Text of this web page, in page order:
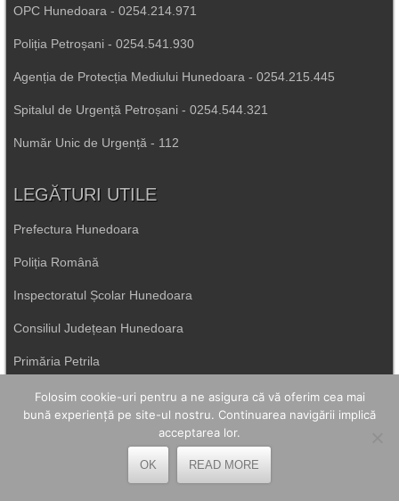
OPC Hunedoara - 0254.214.971
Poliția Petroșani - 0254.541.930
Agenția de Protecția Mediului Hunedoara - 0254.215.445
Spitalul de Urgență Petroșani - 0254.544.321
Număr Unic de Urgență - 112
LEGĂTURI UTILE
Prefectura Hunedoara
Poliția Română
Inspectoratul Școlar Hunedoara
Consiliul Județean Hunedoara
Primăria Petrila
Primăria Petroșani
Folosim cookie-uri pentru a ne asigura că vă oferim cea mai
bună experiență pe site-ul nostru. Continuarea navigării implică
acceptarea lor.
OK READ MORE